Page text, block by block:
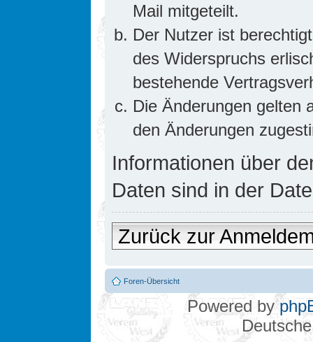
Mail mitgeteilt.
Der Nutzer ist
des Widerspruchs
bestehende
Die Änderungen gelten
den Änderungen
Informationen über
Daten sind in der
Zurück zur
Foren-Übersicht
Powered by